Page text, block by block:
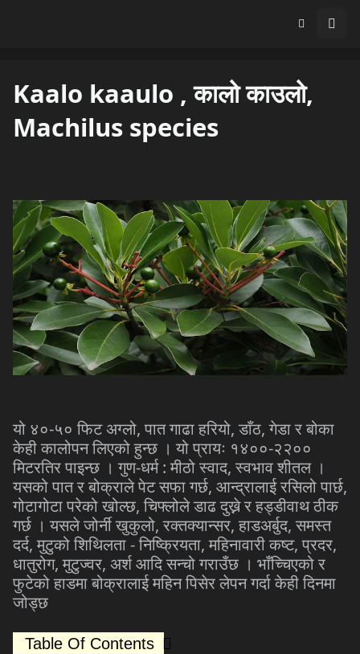
Kaalo kaaulo , कालो काउलो,
Machilus species
यो ४०-५० फिट अग्लो,पात गाढा हरियो,डाँठ,गेडा र बोका
केही कालोपन लिएको हुन्छ । यो प्रायः १४००-२२००
मिटरतिर पाइन्छ । गुण-धर्म:मीठो स्वाद,स्वभाव शीतल ।
यसको पात र बोक्राले पेट सफा गर्छ, आन्द्रालाई रसिलो पार्छ,
गोटागोटा परेको खोल्छ,चिफ्लोले डाढ दुख्ने र हड्डीवाथ ठीक
गर्छ । यसले जोर्नी खुकुलो,रक्तक्यान्सर,हाडअर्बुद,समस्त
दर्द,मुटुको शिथिलता -निष्क्रियता,महिनावारी कष्ट,प्रदर,
धातुरोग,मुटुज्वर, अर्श आदि सन्चो गराउँछ । भाँच्चिएको र
फुटेको हाडमा बोक्रालाई महिन पिसेर लेपन गर्दा केही दिनमा
जोड्छ
Table Of Contents